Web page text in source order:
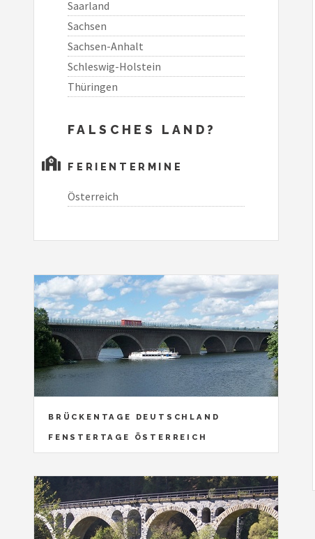
Saarland
Sachsen
Sachsen-Anhalt
Schleswig-Holstein
Thüringen
FALSCHES LAND?
FERIENTERMINE
Österreich
BRÜCKENTAGE DEUTSCHLAND
FENSTERTAGE ÖSTERREICH